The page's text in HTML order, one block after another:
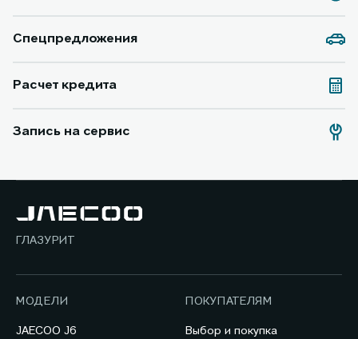
Спецпредложения
Расчет кредита
Запись на сервис
ГЛАЗУРИТ
МОДЕЛИ
JAECOO J6
ПОКУПАТЕЛЯМ
Выбор и покупка